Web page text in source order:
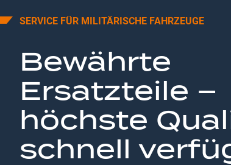
SERVICE FÜR MILITÄRISCHE FAHRZEUGE
Bewährte
Ersatzteile –
höchste
schnell